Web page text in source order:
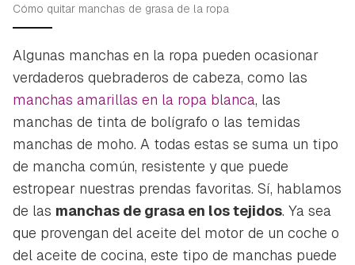
Cómo quitar manchas de grasa de la ropa
Algunas manchas en la ropa pueden ocasionar
verdaderos quebraderos de cabeza, como las
manchas amarillas en la ropa blanca, las
manchas de tinta de bolígrafo o las temidas
manchas de moho. A todas estas se suma un tipo
de mancha común, resistente y que puede
estropear nuestras prendas favoritas. Sí, hablamos
de las manchas de grasa en los tejidos. Ya sea
que provengan del aceite del motor de un coche o
del aceite de cocina, este tipo de manchas puede